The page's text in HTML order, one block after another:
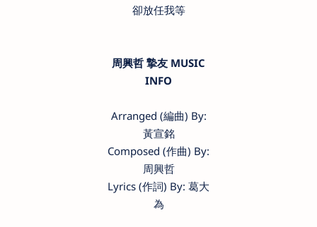
卻放任我等
周興哲 摯友 MUSIC
INFO
Arranged (編曲) By:
黃宣銘
Composed (作曲) By:
周興哲
Lyrics (作詞) By: 葛大
為